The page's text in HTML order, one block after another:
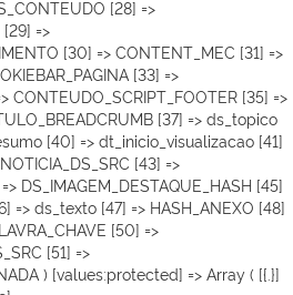
[28] =>
=>
[30] => CONTENT_MEC [31] =>
[33] =>
CONTEUDO_SCRIPT_FOOTER [35] =>
[37] => ds_topico
[40] => dt_inicio_visualizacao [41]
[43] =>
DS_IMAGEM_DESTAQUE_HASH [45]
=> ds_texto [47] => HASH_ANEXO [48]
[50] =>
[51] =>
) [values:protected] => Array ( [{.}]